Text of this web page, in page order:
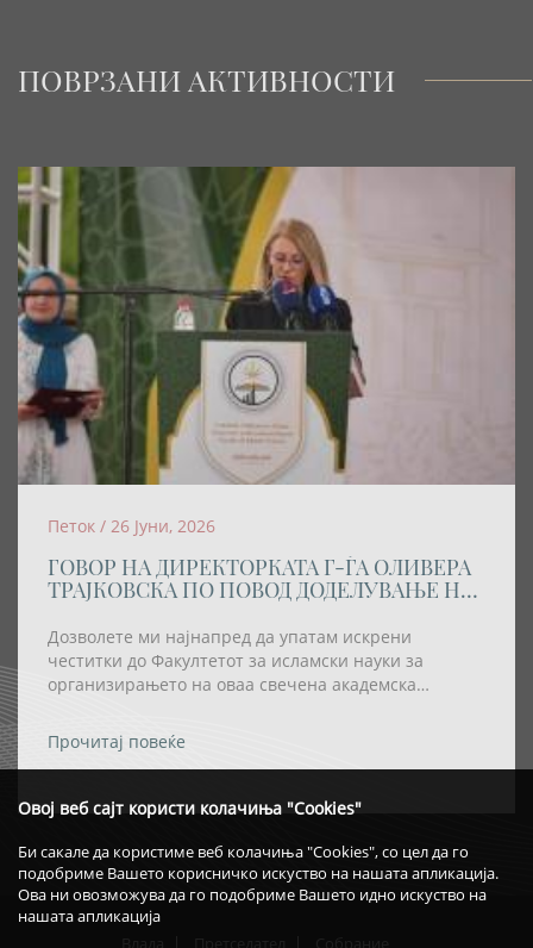
Овој веб сајт користи колачиња "Cookies"
Би сакале да користиме веб колачиња "Cookies", со цел да го
подобриме Вашето корисничко искуство на нашата апликација.
Ова ни овозможува да го подобриме Вашето идно искуство на
нашата апликација
ПОВРЗАНИ АКТИВНОСТИ
Петок / 26 Јуни, 2026
ГОВОР НА ДИРЕКТОРКАТА Г-ЃА ОЛИВЕРА
ТРАЈКОВСКА ПО ПОВОД ДОДЕЛУВАЊЕ НА
HONORIS CAUSA” НА РЕИСОТ НА ИВЗ
Дозволете ми најнапред да упатам искрени
честитки до Факултетот за исламски науки за
организирањето на оваа свечена академска
академско признание – титулата „Doctor Honoris
Causa“ – да му биде доделена на Реис-ул-улема Хаџи
Прочитај повеќе